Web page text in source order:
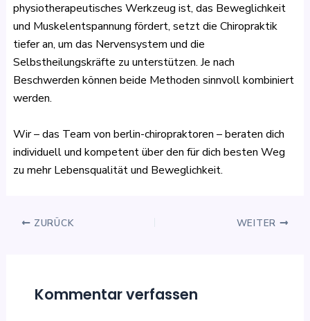
physiotherapeutisches Werkzeug ist, das Beweglichkeit
und Muskelentspannung fördert, setzt die Chiropraktik
tiefer an, um das Nervensystem und die
Selbstheilungskräfte zu unterstützen. Je nach
Beschwerden können beide Methoden sinnvoll kombiniert
werden.
Wir – das Team von berlin-chiropraktoren – beraten dich
individuell und kompetent über den für dich besten Weg
zu mehr Lebensqualität und Beweglichkeit.
ZURÜCK WEITER
Kommentar verfassen